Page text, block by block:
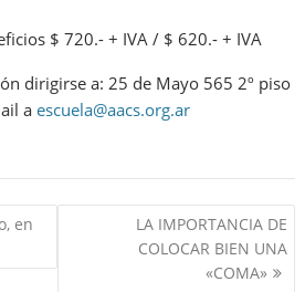
$ 720.- + IVA / $ 620.- + IVA
dirigirse a: 25 de Mayo 565 2º piso
aescuela@aacs.org.ar
en
LA IMPORTANCIA DE
COLOCAR BIEN UNA
«COMA»